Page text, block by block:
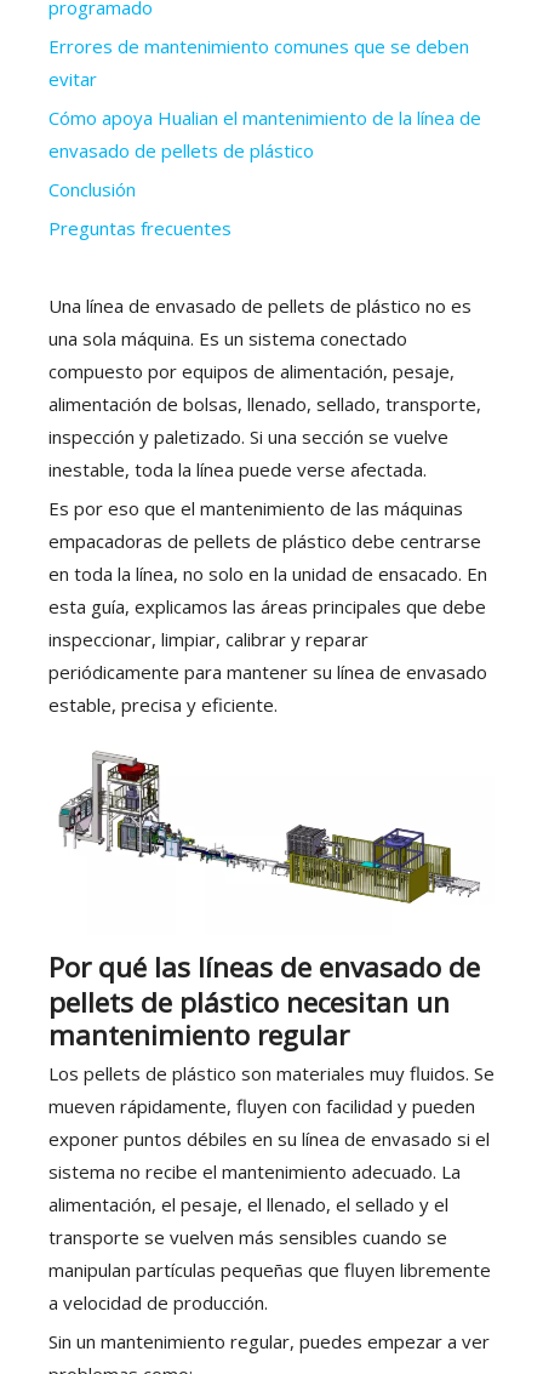
programado
Errores de mantenimiento comunes que se deben
evitar
Cómo apoya Hualian el mantenimiento de la línea de
envasado de pellets de plástico
Conclusión
Preguntas frecuentes
Una línea de envasado de pellets de plástico no es
una sola máquina. Es un sistema conectado
compuesto por equipos de alimentación, pesaje,
alimentación de bolsas, llenado, sellado, transporte,
inspección y paletizado. Si una sección se vuelve
inestable, toda la línea puede verse afectada.
Es por eso que el mantenimiento de las máquinas
empacadoras de pellets de plástico debe centrarse
en toda la línea, no solo en la unidad de ensacado. En
esta guía, explicamos las áreas principales que debe
inspeccionar, limpiar, calibrar y reparar
periódicamente para mantener su línea de envasado
estable, precisa y eficiente.
Por qué las líneas de envasado de
pellets de plástico necesitan un
mantenimiento regular
Los pellets de plástico son materiales muy fluidos. Se
mueven rápidamente, fluyen con facilidad y pueden
exponer puntos débiles en su línea de envasado si el
sistema no recibe el mantenimiento adecuado. La
alimentación, el pesaje, el llenado, el sellado y el
transporte se vuelven más sensibles cuando se
manipulan partículas pequeñas que fluyen libremente
a velocidad de producción.
Sin un mantenimiento regular, puedes empezar a ver